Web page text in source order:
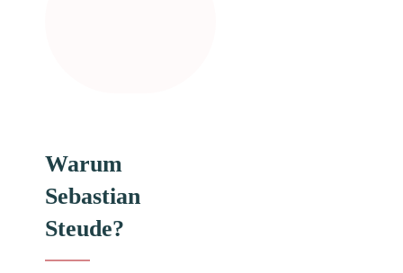
Warum
Sebastian
Steude?